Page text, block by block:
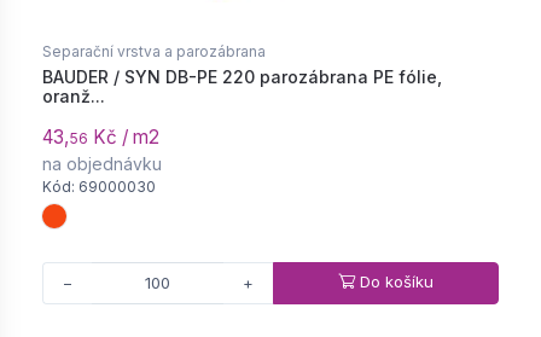
Separační vrstva a parozábrana
BAUDER / SYN DB-PE 220 parozábrana PE fólie,
oranž...
43,56 Kč / m2
na objednávku
Kód: 69000030
− + Do košíku